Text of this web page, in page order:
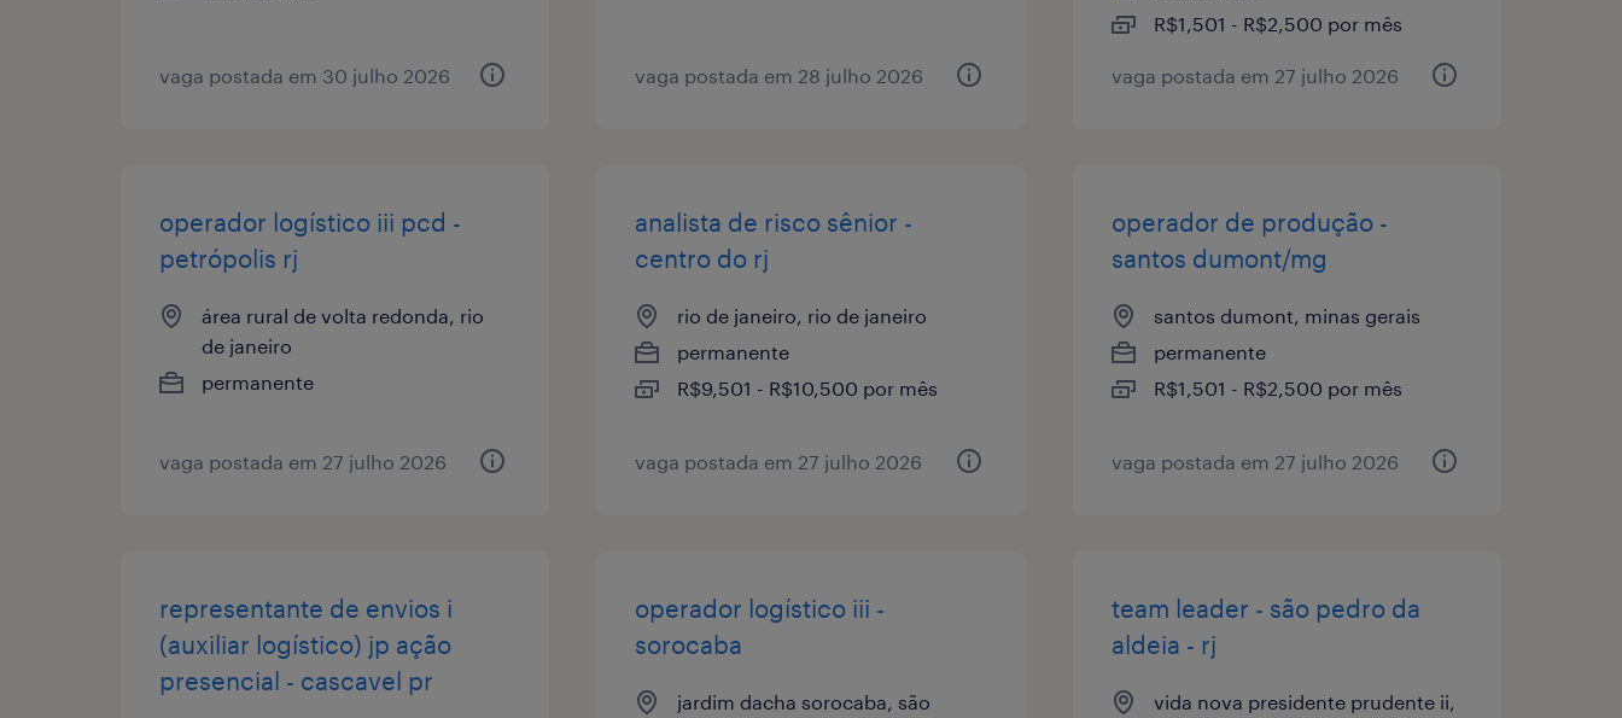
vaga postada em 30 julho 2026 vaga postada em 28 julho 2026
R$1,501 - R$2,500 por mês
vaga postada em 27 julho 2026
operador logístico iii pcd -
petrópolis rj
área rural de volta redonda, rio
de janeiro
permanente
vaga postada em 27 julho 2026
analista de risco sênior -
centro do rj
rio de janeiro, rio de janeiro
permanente
R$9,501 - R$10,500 por mês
vaga postada em 27 julho 2026
operador de produção -
santos dumont/mg
santos dumont, minas gerais
permanente
R$1,501 - R$2,500 por mês
vaga postada em 27 julho 2026
representante de envios i
(auxiliar logístico) jp ação
presencial - cascavel pr
operador logístico iii -
sorocaba
jardim dacha sorocaba, são
team leader - são pedro da
aldeia - rj
vida nova presidente prudente ii,